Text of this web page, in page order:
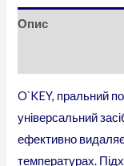
Опис
O`KEY, пральний
універсальний
ефективно
температурах.